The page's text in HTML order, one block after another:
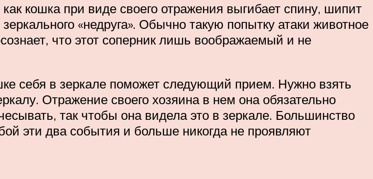
кошка при виде своего отражения выгибает спину, шипит
«недруга». Обычно такую попытку атаки животное
что этот соперник лишь воображаемый и не
себя в зеркале поможет следующий прием. Нужно взять
Отражение своего хозяина в нем она обязательно
так чтобы она видела это в зеркале. Большинство
эти два события и больше никогда не проявляют